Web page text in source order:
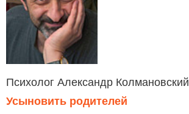
Психолог Александр Колмановский
Усыновить родителей